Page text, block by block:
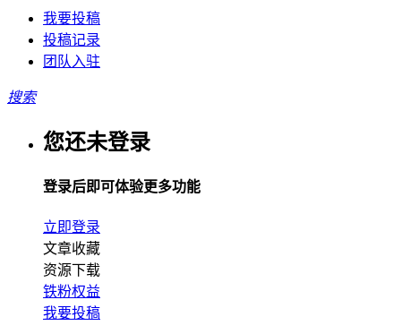
我要投稿
投稿记录
团队入驻
搜索
您还未登录
登录后即可体验更多功能
立即登录
文章收藏
资源下载
铁粉权益
我要投稿